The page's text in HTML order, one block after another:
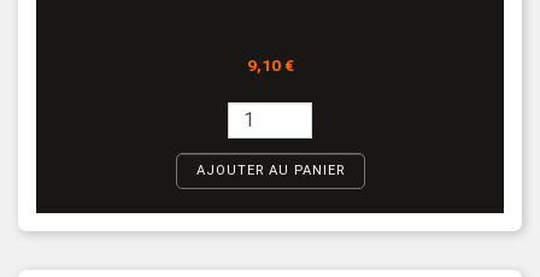
Prix
9,10 €
AJOUTER AU PANIER